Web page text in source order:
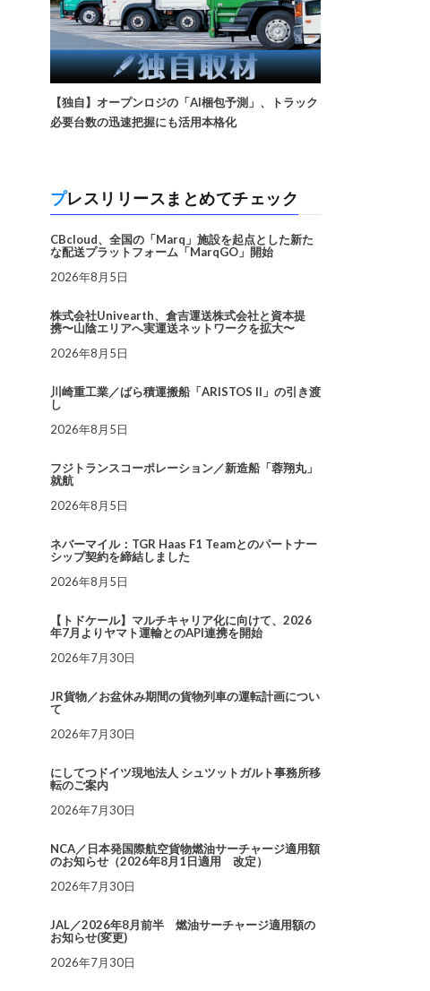
【独自】オープンロジの「AI梱包予測」、トラック
必要台数の迅速把握にも活用本格化
プレスリリースまとめてチェック
CBcloud、全国の「Marq」施設を起点とした新た
な配送プラットフォーム「MarqGO」開始
2026年8月5日
株式会社Univearth、倉吉運送株式会社と資本提
携〜山陰エリアへ実運送ネットワークを拡大〜
2026年8月5日
川崎重工業／ばら積運搬船「ARISTOS II」の引き渡
し
2026年8月5日
フジトランスコーポレーション／新造船「蓉翔丸」
就航
2026年8月5日
ネバーマイル：TGR Haas F1 Teamとのパートナー
シップ契約を締結しました
2026年8月5日
【トドケール】マルチキャリア化に向けて、2026
年7月よりヤマト運輸とのAPI連携を開始
2026年7月30日
JR貨物／お盆休み期間の貨物列車の運転計画につい
て
2026年7月30日
にしてつドイツ現地法人 シュツットガルト事務所移
転のご案内
2026年7月30日
NCA／日本発国際航空貨物燃油サーチャージ適用額
のお知らせ（2026年8月1日適用 改定）
2026年7月30日
JAL／2026年8月前半 燃油サーチャージ適用額の
お知らせ(変更)
2026年7月30日